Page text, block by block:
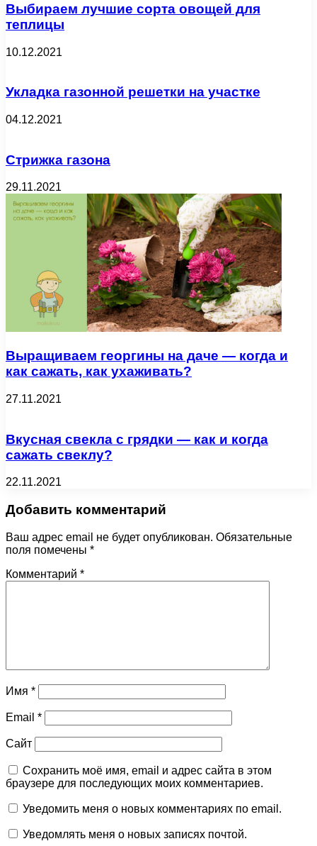
Выбираем лучшие сорта овощей для
теплицы
10.12.2021
Укладка газонной решетки на участке
04.12.2021
Стрижка газона
29.11.2021
Выращиваем георгины на даче — когда и
как сажать, как ухаживать?
27.11.2021
Вкусная свекла с грядки — как и когда
сажать свеклу?
22.11.2021
Добавить комментарий
Ваш адрес email не будет опубликован. Обязательные
поля помечены *
Комментарий *
Имя *
Email *
Сайт
Сохранить моё имя, email и адрес сайта в этом
браузере для последующих моих комментариев.
Уведомить меня о новых комментариях по email.
Уведомлять меня о новых записях почтой.